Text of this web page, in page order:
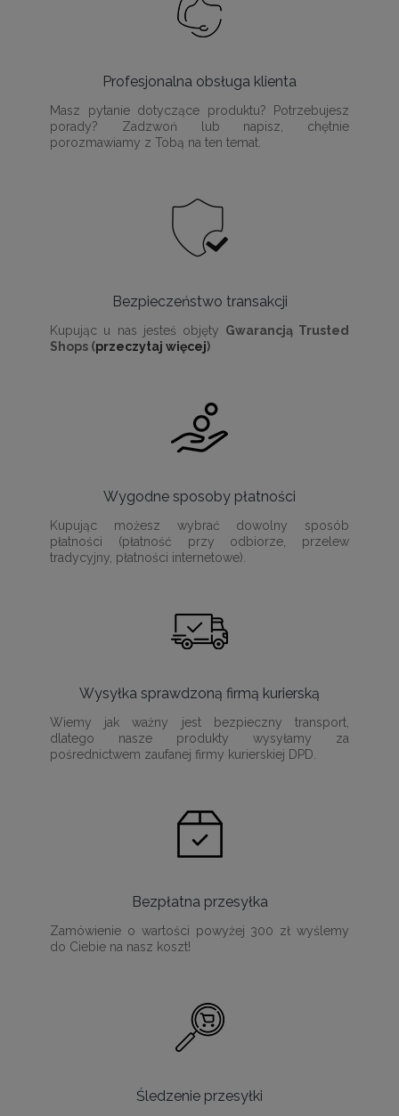
Profesjonalna obsługa klienta
Masz pytanie dotyczące produktu? Potrzebujesz
porady? Zadzwoń lub napisz, chętnie
porozmawiamy z Tobą na ten temat.
Bezpieczeństwo transakcji
Kupując u nas jesteś objęty Gwarancją Trusted
Shops (przeczytaj więcej)
Wygodne sposoby płatności
Kupując możesz wybrać dowolny sposób
płatności (płatność przy odbiorze, przelew
tradycyjny, płatności internetowe).
Wysyłka sprawdzoną firmą kurierską
Wiemy jak ważny jest bezpieczny transport,
dlatego nasze produkty wysyłamy za
pośrednictwem zaufanej firmy kurierskiej DPD.
Bezpłatna przesyłka
Zamówienie o wartości powyżej 300 zł wyślemy
do Ciebie na nasz koszt!
Śledzenie przesyłki